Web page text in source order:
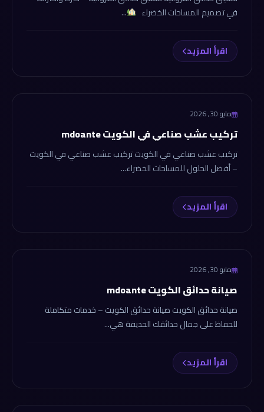
في تصميم المساحات الخضراء
...
اقرأ المزيد
tansekhdaek.com
مايو 30, 2026
تركيب عشب صناعي في الكويت mdoante
تركيب عشب صناعي في الكويت تركيب عشب صناعي في الكويت
– أفضل الحلول للمساحات الخضراء...
اقرأ المزيد
tansekhdaek.com
مايو 30, 2026
صيانة حدائق الكويت mdoante
صيانة حدائق الكويت صيانة حدائق الكويت – خدمات متكاملة
للحفاظ على جمال حدائقك الحديقة هي...
اقرأ المزيد